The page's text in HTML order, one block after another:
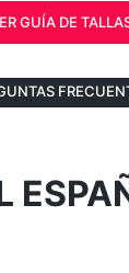
GUÍA DE